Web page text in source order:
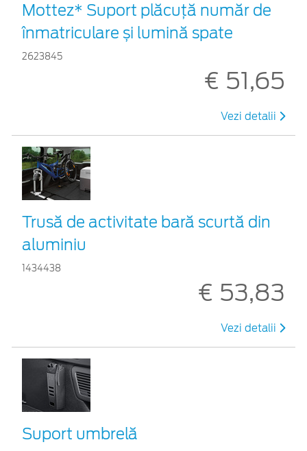
Mottez* Suport plăcuță număr de
înmatriculare și lumină spate
2623845
€ 51,65
Vezi detalii
Trusă de activitate bară scurtă din
aluminiu
1434438
€ 53,83
Vezi detalii
Suport umbrelă